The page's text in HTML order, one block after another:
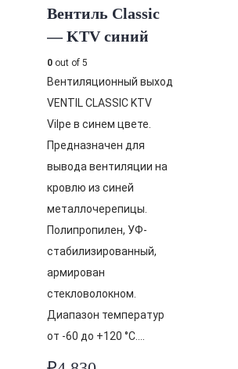
Вентиль Classic
— KTV синий
0 out of 5
Вентиляционный выход
VENTIL CLASSIC KTV
Vilpe в синем цвете.
Предназначен для
вывода вентиляции на
кровлю из синей
металлочерепицы.
Полипропилен, УФ-
стабилизированный,
армирован
стекловолокном.
Диапазон температур
от -60 до +120 °C….